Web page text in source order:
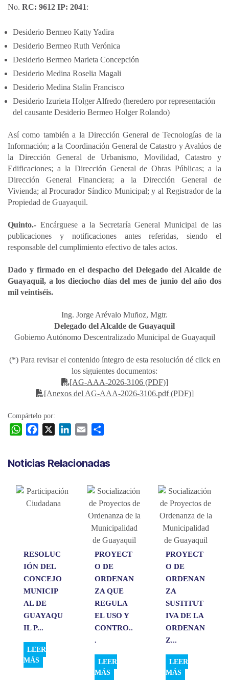
No. RC: 9612 IP: 2041:
Desiderio Bermeo Katty Yadira
Desiderio Bermeo Ruth Verónica
Desiderio Bermeo Marieta Concepción
Desiderio Medina Roselia Magali
Desiderio Medina Stalin Francisco
Desiderio Izurieta Holger Alfredo (heredero por representación
del causante Desiderio Bermeo Holger Rolando)
Así como también a la Dirección General de Tecnologías de la
Información; a la Coordinación General de Catastro y Avalúos de
la Dirección General de Urbanismo, Movilidad, Catastro y
Edificaciones; a la Dirección General de Obras Públicas; a la
Dirección General Financiera; a la Dirección General de
Vivienda; al Procurador Síndico Municipal; y al Registrador de la
Propiedad de Guayaquil.
Quinto.- Encárguese a la Secretaría General Municipal de las
publicaciones y notificaciones antes referidas, siendo el
responsable del cumplimiento efectivo de tales actos.
Dado y firmado en el despacho del Delegado del Alcalde de
Guayaquil, a los dieciocho días del mes de junio del año dos
mil veintiséis.
Ing. Jorge Arévalo Muñoz, Mgtr.
Delegado del Alcalde de Guayaquil
Gobierno Autónomo Descentralizado Municipal de Guayaquil
(*) Para revisar el contenido íntegro de esta resolución dé click en
los siguientes documentos:
[AG-AAA-2026-3106 (PDF)]
[Anexos del AG-AAA-2026-3106.pdf (PDF)]
Compártelo por:
W
t
A
e
o
o
k
i
p
r
t
i
r
Noticias Relacionadas
RESOLUC
IÓN DEL
CONCEJO
MUNICIP
AL DE
GUAYAQU
IL P...
LEER
MÁS
PROYECT
O DE
ORDENAN
ZA QUE
REGULA
EL USO Y
CONTRO..
.
LEER
MÁS
PROYECT
O DE
ORDENAN
ZA
SUSTITUT
IVA DE LA
ORDENAN
Z...
LEER
MÁS